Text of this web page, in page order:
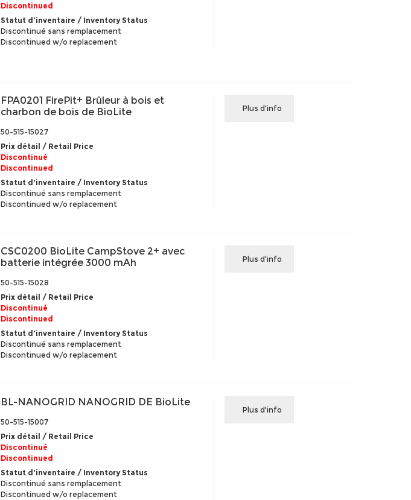
Discontinued
Statut d'inventaire / Inventory Status
Discontinué sans remplacement
Discontinued w/o replacement
FPA0201 FirePit+ Brûleur à bois et
charbon de bois de BioLite
50-515-15027
Prix détail / Retail Price
Discontinué
Discontinued
Statut d'inventaire / Inventory Status
Discontinué sans remplacement
Discontinued w/o replacement
Plus d'info
CSC0200 BioLite CampStove 2+ avec
batterie intégrée 3000 mAh
50-515-15028
Prix détail / Retail Price
Discontinué
Discontinued
Statut d'inventaire / Inventory Status
Discontinué sans remplacement
Discontinued w/o replacement
Plus d'info
BL-NANOGRID NANOGRID DE BioLite
50-515-15007
Prix détail / Retail Price
Discontinué
Discontinued
Statut d'inventaire / Inventory Status
Discontinué sans remplacement
Discontinued w/o replacement
Plus d'info